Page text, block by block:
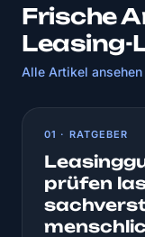
Frische
Leasing-
Alle Artikel
01 · RATGEBER
prüfen